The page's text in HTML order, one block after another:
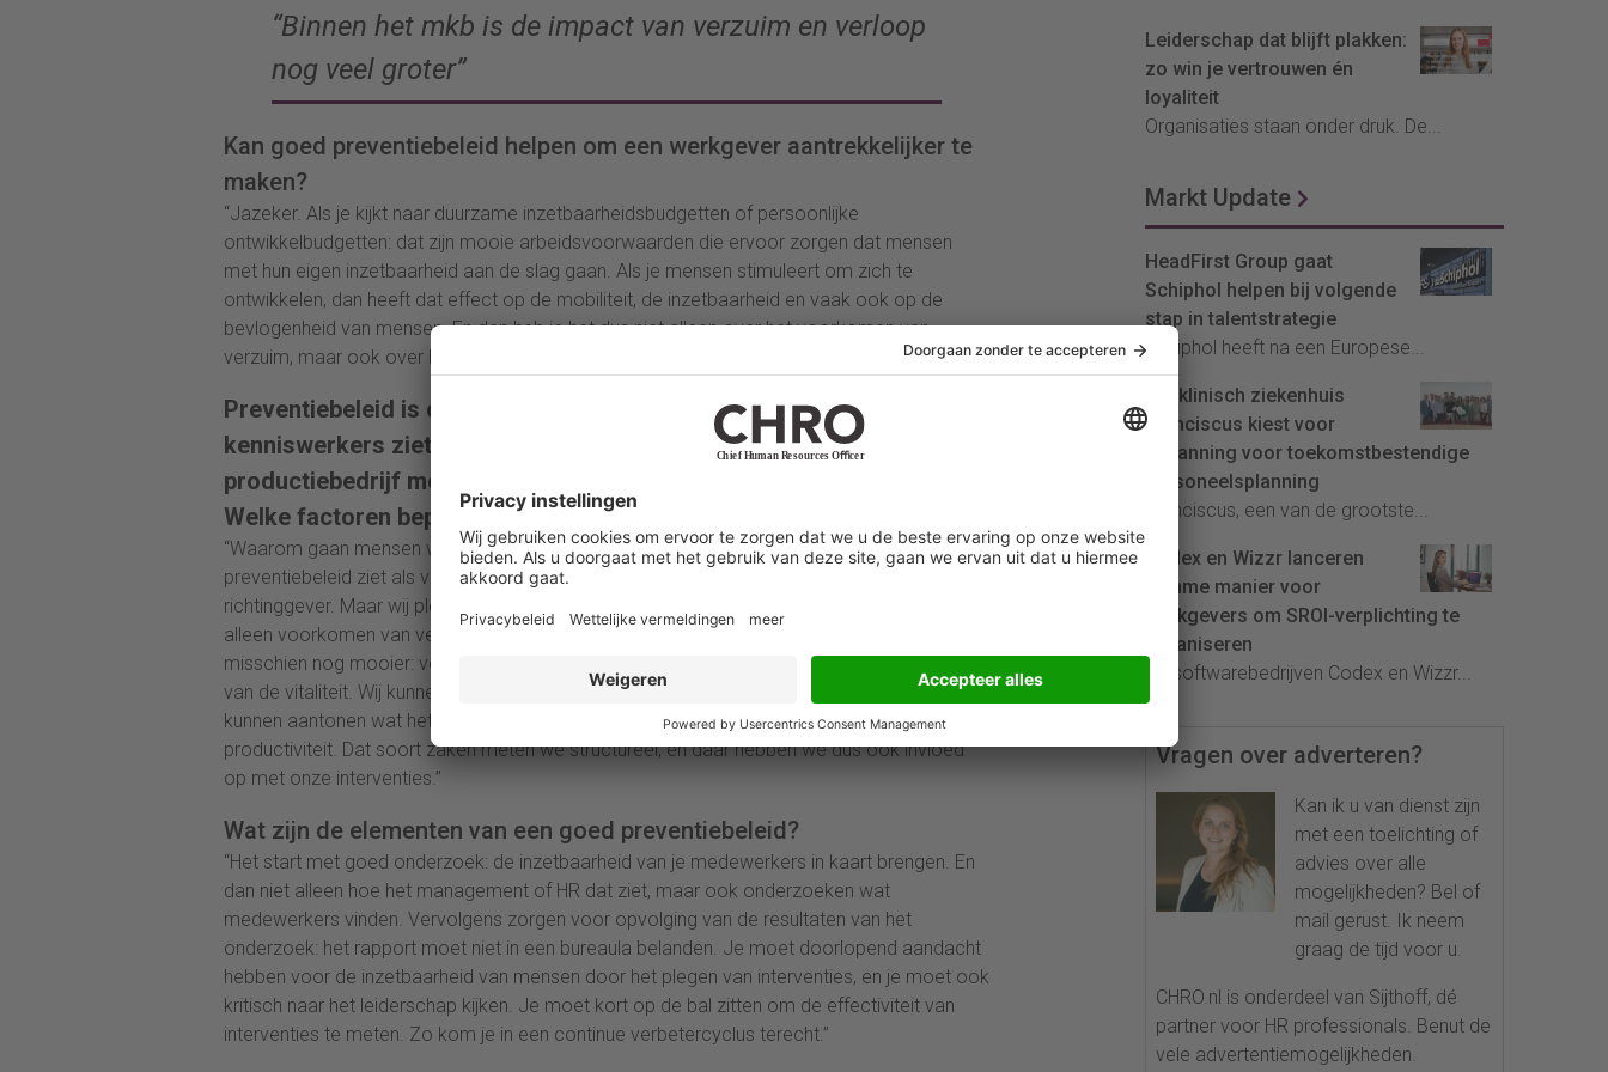
“Binnen het mkb is de impact van verzuim en verloop
nog veel groter”
Kan goed preventiebeleid helpen om een werkgever aantrekkelijker te
maken?
“Jazeker. Als je kijkt naar duurzame inzetbaarheidsbudgetten of persoonlijke
ontwikkelbudgetten: dat zijn mooie arbeidsvoorwaarden die ervoor zorgen dat mensen
met hun eigen inzetbaarheid aan de slag gaan. Als je mensen stimuleert om zich te
ontwikkelen, dan heeft dat effect op de mobiliteit, de inzetbaarheid en vaak ook op de
bevlogenheid van mensen. En dan heb je het dus niet alleen over het voorkomen van
verzuim, maar ook over het versterken van je medewerkers.”
Preventiebeleid is complex: voor een kennisbedrijf met veel jonge
kenniswerkers ziet het er bijvoorbeeld heel anders uit dan voor een
productiebedrijf met onregelmatige werktijden en een vergrijsd team.
Welke factoren bepalen het preventiebeleid?
“Waarom gaan mensen weg bij jouw organisatie, waarom vallen mensen uit? Als je
preventiebeleid ziet als verzuimpreventie, dan is het antwoord op die vragen een belangrijke
richtinggever. Maar wij pleiten voor een veel breder oppakken van preventiebeleid: niet
alleen voorkomen van verzuim, maar ook voorkomen van een verlaagde productiviteit, of
misschien nog mooier: vergroten van de bevlogenheid binnen je organisatie en vergroten
van de vitaliteit. Wij kunnen met behulp van scans een businesscase maken waarmee we
kunnen aantonen wat het effect is van een stijgend werkvermogen, bijvoorbeeld op de
productiviteit. Dat soort zaken meten we structureel, en daar hebben we dus ook invloed
op met onze interventies.”
Wat zijn de elementen van een goed preventiebeleid?
“Het start met goed onderzoek: de inzetbaarheid van je medewerkers in kaart brengen. En
dan niet alleen hoe het management of HR dat ziet, maar ook onderzoeken wat
medewerkers vinden. Vervolgens zorgen voor opvolging van de resultaten van het
onderzoek: het rapport moet niet in een bureaula belanden. Je moet doorlopend aandacht
hebben voor de inzetbaarheid van mensen door het plegen van interventies, en je moet ook
kritisch naar het leiderschap kijken. Je moet kort op de bal zitten om de effectiviteit van
interventies te meten. Zo kom je in een continue verbetercyclus terecht.”
Leiderschap dat blijft plakken:
zo win je vertrouwen én
loyaliteit
Organisaties staan onder druk. De...
Markt Update
HeadFirst Group gaat
Schiphol helpen bij volgende
stap in talentstrategie
Schiphol heeft na een Europese...
Topklinisch ziekenhuis
Franciscus kiest voor
InPlanning voor toekomstbestendige
personeelsplanning
Franciscus, een van de grootste...
Codex en Wizzr lanceren
slimme manier voor
werkgevers om SROI-verplichting te
organiseren
De softwarebedrijven Codex en Wizzr...
Vragen over adverteren?
Kan ik u van dienst zijn
met een toelichting of
advies over alle
mogelijkheden? Bel of
mail gerust. Ik neem
graag de tijd voor u.
CHRO.nl is onderdeel van Sijthoff, dé
partner voor HR professionals. Benut de
vele advertentiemogelijkheden.